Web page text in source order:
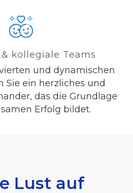
kollegiale Teams
und dynamischen
Sie ein herzliches und
das die Grundlage
Erfolg bildet.
Lust auf